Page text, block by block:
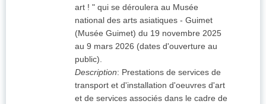
art ! " qui se déroulera au Musée
national des arts asiatiques - Guimet
(Musée Guimet) du 19 novembre 2025
au 9 mars 2026 (dates d'ouverture au
public).
Description: Prestations de services de
transport et d'installation d'oeuvres d'art
et de services associés dans le cadre de